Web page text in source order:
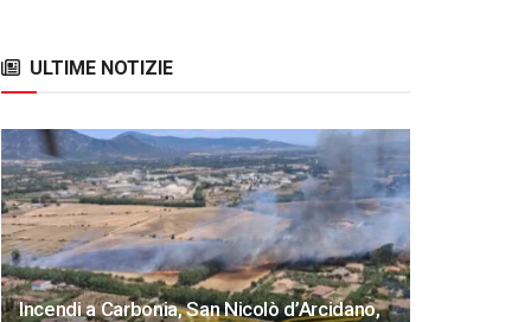
ULTIME NOTIZIE
Incendi a Carbonia, San Nicolò d’Arcidano,